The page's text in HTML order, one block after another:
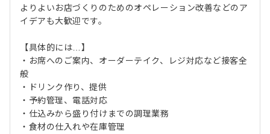
よりよいお店づくりのためのオペレーション改善などのア
イデアも大歓迎です。
【具体的には…】
・お席へのご案内、オーダーテイク、レジ対応など接客全
般
・ドリンク作り、提供
・予約管理、電話対応
・仕込みから盛り付けまでの調理業務
・食材の仕入れや在庫管理